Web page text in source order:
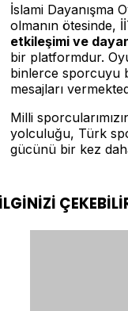
İslami Dayanışma
olmanın ötesinde,
etkileşimi ve
bir platformdur.
binlerce sporcuyu
mesajları
Milli
yolculuğu, Türk
gücünü bir kez